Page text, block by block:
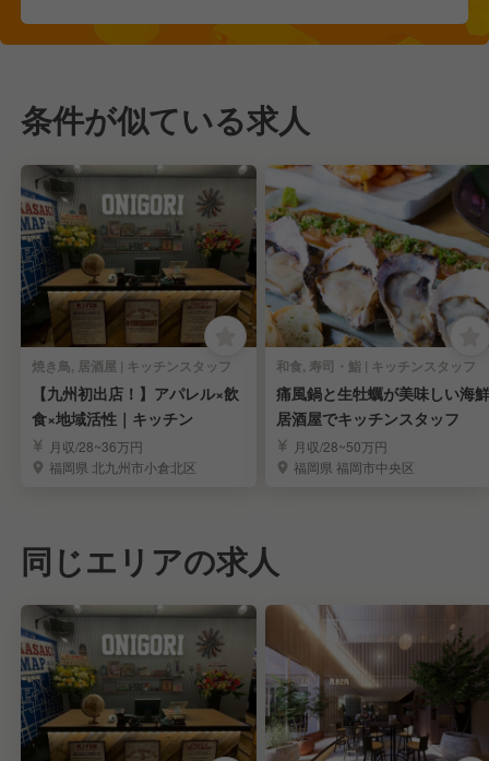
条件が似ている求人
焼き鳥, 居酒屋 | キッチンスタッフ
【九州初出店！】アパレル×飲
食×地域活性｜キッチン
月収/28~36万円
福岡県 北九州市小倉北区
和食, 寿司・鮨 | キッチンスタッフ
痛風鍋と生牡蠣が美味しい海鮮
居酒屋でキッチンスタッフ
月収/28~50万円
福岡県 福岡市中央区
同じエリアの求人